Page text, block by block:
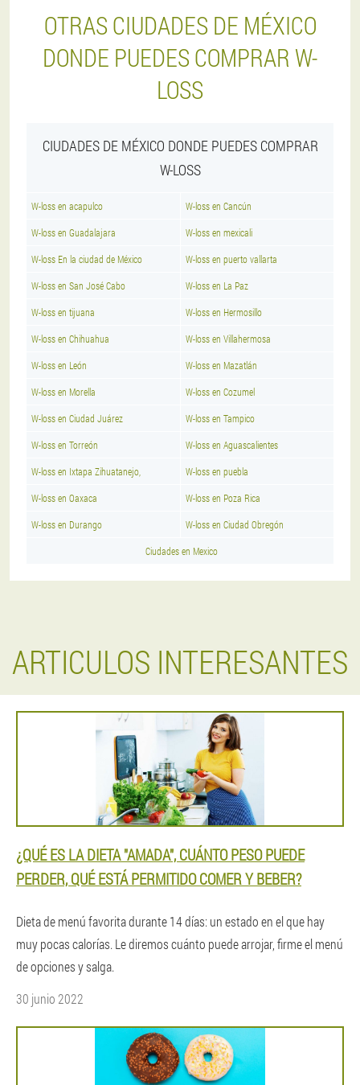
OTRAS CIUDADES DE MÉXICO
DONDE PUEDES COMPRAR W-
LOSS
CIUDADES DE MÉXICO DONDE PUEDES COMPRAR
W-LOSS
W-loss en acapulco W-loss en Cancún
W-loss en Guadalajara W-loss en mexicali
W-loss En la ciudad de México W-loss en puerto vallarta
W-loss en San José Cabo W-loss en La Paz
W-loss en tijuana W-loss en Hermosillo
W-loss en Chihuahua W-loss en Villahermosa
W-loss en León W-loss en Mazatlán
W-loss en Morella W-loss en Cozumel
W-loss en Ciudad Juárez W-loss en Tampico
W-loss en Torreón W-loss en Aguascalientes
W-loss en Ixtapa Zihuatanejo, W-loss en puebla
W-loss en Oaxaca W-loss en Poza Rica
W-loss en Durango W-loss en Ciudad Obregón
Ciudades en Mexico
ARTICULOS INTERESANTES
¿QUÉ ES LA DIETA "AMADA", CUÁNTO PESO PUEDE
PERDER, QUÉ ESTÁ PERMITIDO COMER Y BEBER?
Dieta de menú favorita durante 14 días: un estado en el que hay
muy pocas calorías. Le diremos cuánto puede arrojar, firme el menú
de opciones y salga.
30 junio 2022